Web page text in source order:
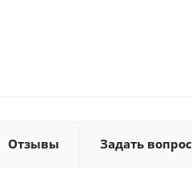
Отзывы Задать вопрос